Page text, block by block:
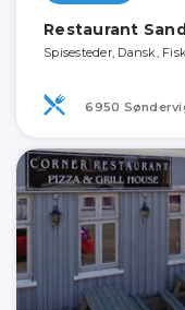
Restaurant
Spisesteder, Dansk,
6950